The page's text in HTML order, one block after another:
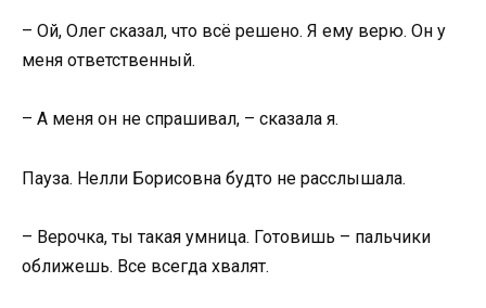
– Ой, Олег сказал, что всё решено. Я ему верю. Он у
меня ответственный.
– А меня он не спрашивал, – сказала я.
Пауза. Нелли Борисовна будто не расслышала.
– Верочка, ты такая умница. Готовишь – пальчики
оближешь. Все всегда хвалят.